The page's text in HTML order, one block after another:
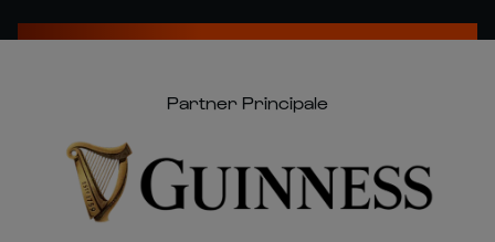
Partner Principale